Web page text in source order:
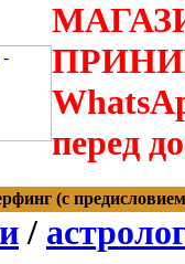
перед
(с
/